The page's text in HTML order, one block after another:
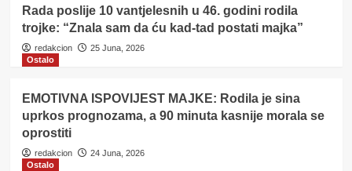
Rada poslije 10 vantjelesnih u 46. godini rodila
trojke: “Znala sam da ću kad-tad postati majka”
redakcion
25 Juna, 2026
Ostalo
EMOTIVNA ISPOVIJEST MAJKE: Rodila je sina
uprkos prognozama, a 90 minuta kasnije morala se
oprostiti
redakcion
24 Juna, 2026
Ostalo